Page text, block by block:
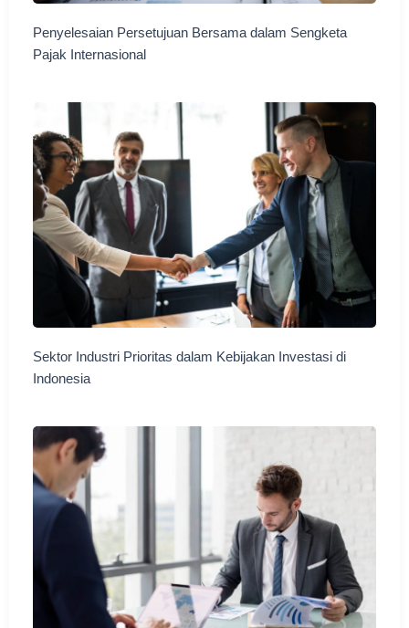
Penyelesaian Persetujuan Bersama dalam Sengketa
Pajak Internasional
Sektor Industri Prioritas dalam Kebijakan Investasi di
Indonesia